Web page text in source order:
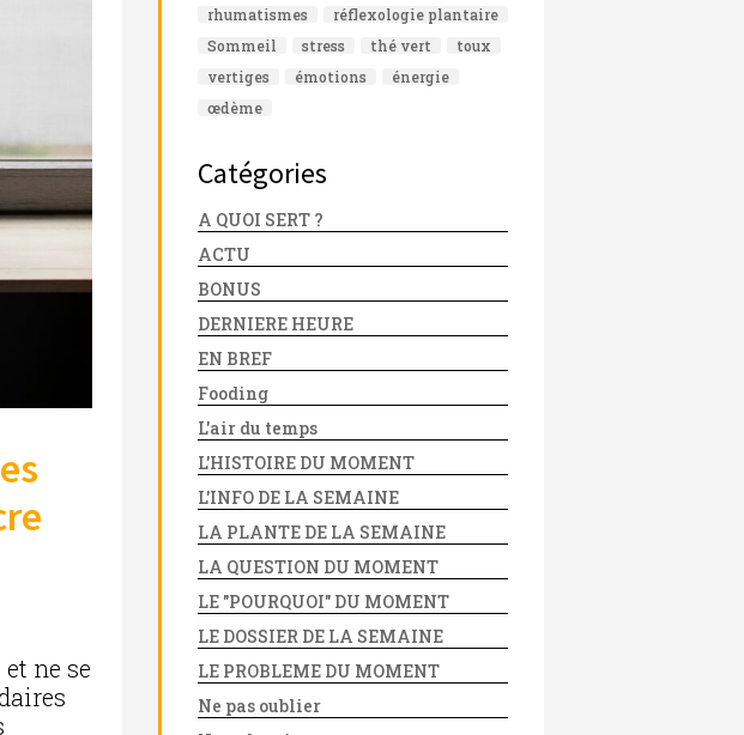
ne se
rhumatismes
réflexologie plantaire
Sommeil
stress thé vert
toux
vertiges
émotions
énergie
œdème
Catégories
A QUOI SERT ?
ACTU
BONUS
DERNIERE HEURE
EN BREF
Fooding
L'air du temps
L'HISTOIRE DU MOMENT
L'INFO DE LA SEMAINE
LA PLANTE DE LA SEMAINE
LA QUESTION DU MOMENT
LE "POURQUOI" DU MOMENT
LE DOSSIER DE LA SEMAINE
LE PROBLEME DU MOMENT
Ne pas oublier